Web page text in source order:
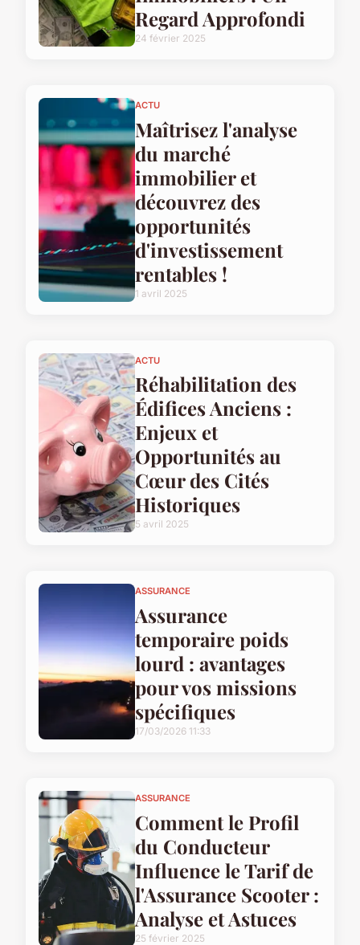
Regard Approfondi
24 février 2025
ACTU
Maîtrisez l'analyse
du marché
immobilier et
découvrez des
opportunités
d'investissement
rentables !
1 avril 2025
ACTU
Réhabilitation des
Édifices Anciens :
Enjeux et
Opportunités au
Cœur des Cités
Historiques
5 avril 2025
ASSURANCE
Assurance
temporaire poids
lourd : avantages
pour vos missions
spécifiques
17/03/2026 11:33
ASSURANCE
Comment le Profil
du Conducteur
Influence le Tarif de
l'Assurance Scooter :
Analyse et Astuces
25 février 2025